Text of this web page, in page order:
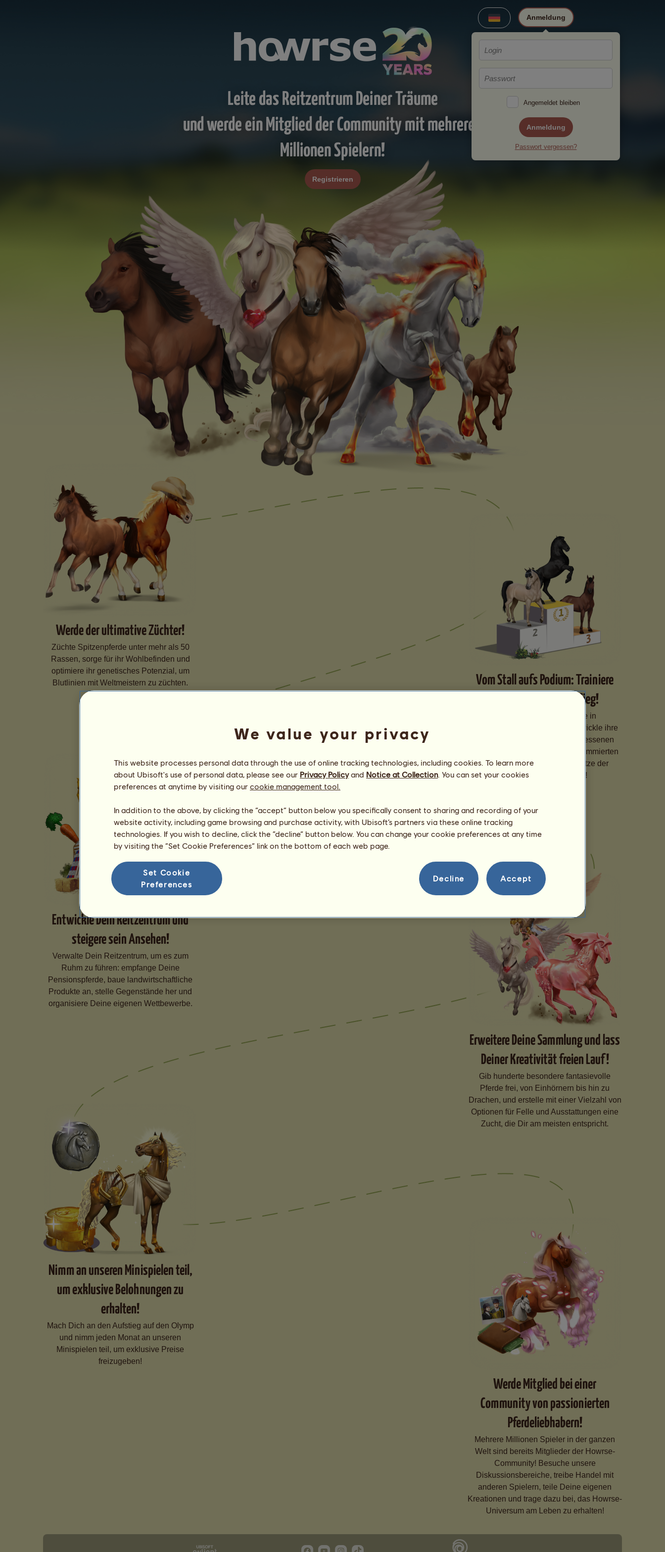
Anmeldung
Angemeldet bleiben
Anmeldung
Passwort vergessen?
Leite das Reitzentrum Deiner Träume
und werde ein Mitglied der Community mit mehreren
Millionen Spielern!
Registrieren
Werde der ultimative Züchter!
Züchte Spitzenpferde unter mehr als 50
Rassen, sorge für ihr Wohlbefinden und
optimiere ihr genetisches Potenzial, um
Blutlinien mit Weltmeistern zu züchten.
Vom Stall aufs Podium: Trainiere
Deine Pferde für den Sieg!
Spezialisiere Deine Pferde in
verschiedenen Disziplinen, entwickle ihre
Fähigkeiten dank eines angemessenen
Trainings und melde sie bei renommierten
Wettbewerben an, um die Spitze der
Rangliste zu erklimmen!
Entwickle Dein Reitzentrum und
steigere sein Ansehen!
Verwalte Dein Reitzentrum, um es zum
Ruhm zu führen: empfange Deine
Pensionspferde, baue landwirtschaftliche
Produkte an, stelle Gegenstände her und
organisiere Deine eigenen Wettbewerbe.
Erweitere Deine Sammlung und lass
Deiner Kreativität freien Lauf!
Gib hunderte besondere fantasievolle
Pferde frei, von Einhörnern bis hin zu
Drachen, und erstelle mit einer Vielzahl von
Optionen für Felle und Ausstattungen eine
Zucht, die Dir am meisten entspricht.
Nimm an unseren Minispielen teil,
um exklusive Belohnungen zu
erhalten!
Mach Dich an den Aufstieg auf den Olymp
und nimm jeden Monat an unseren
Minispielen teil, um exklusive Preise
freizugeben!
Werde Mitglied bei einer
Community von passionierten
Pferdeliebhabern!
Mehrere Millionen Spieler in der ganzen
Welt sind bereits Mitglieder der Howrse-
Community! Besuche unsere
Diskussionsbereiche, treibe Handel mit
anderen Spielern, teile Deine eigenen
Kreationen und trage dazu bei, das Howrse-
Universum am Leben zu erhalten!
We value your privacy
This website processes personal data through the use of online tracking technologies, including cookies. To learn more
about Ubisoft's use of personal data, please see our Privacy Policyand Notice at Collection. You can set your cookies
preferences at anytime by visiting our cookie management tool.
In addition to the above, by clicking the “accept” button below you specifically consent to sharing and recording of your
website activity, including game browsing and purchase activity, with Ubisoft’s partners via these online tracking
technologies. If you wish to decline, click the “decline” button below. You can change your cookie preferences at any time
by visiting the “Set Cookie Preferences” link on the bottom of each web page.
Set Cookie
Preferences
Decline Accept